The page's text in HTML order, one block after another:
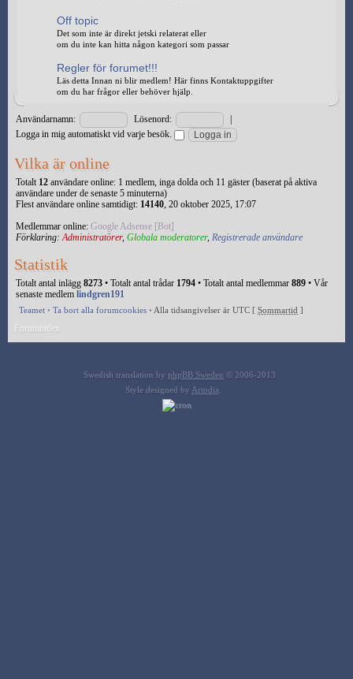
Off topic
Det som inte är direkt jetski relaterat eller
om du inte kan hitta någon kategori som passar
Regler för forumet!!!
Läs detta Innan ni blir medlem! Här finns Kontaktuppgifter
om du har frågor eller behöver hjälp.
Användarnamn: Lösenord:
|
Logga in mig automatiskt vid varje besök.
Vilka är online
Totalt 12 användare online: 1 medlem, inga dolda och 11 gäster (baserat på aktiva
användare under de senaste 5 minuterna)
Flest användare online samtidigt: 14140, 20 oktober 2025, 17:07
Medlemmar online: Google Adsense [Bot]
Förklaring:Administratörer, Globala moderatorer, Registrerade användare
Statistik
Totalt antal inlägg 8273 • Totalt antal trådar 1794 • Totalt antal medlemmar 889 • Vår
senaste medlem lindgren191
Teamet • Ta bort alla forumcookies • Alla tidsangivelser är UTC [ Sommartid ]
Forumindex
Swedish translation by phpBB Sweden © 2006-2013
Style designed by Artodia